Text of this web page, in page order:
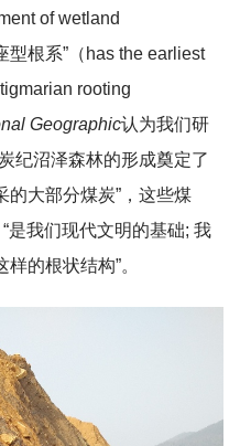
of wetland
型根系”（has the earliest
rooting
Geographic认为我们研
纪沼泽森林的形成奠定了
的大部分煤炭”，这些煤
是我们现代文明的基础; 我
的根状结构”。